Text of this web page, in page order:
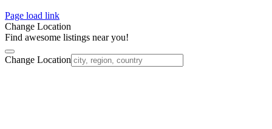
Page load link
Change Location
Find awesome listings near you!
Change Location